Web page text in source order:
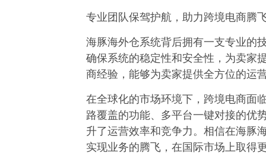
专业团队保驾护航，助力跨境电商腾
海豚海外仓系统背后拥有一支专业的
确保系统的稳定性和安全性，为卖家
商经验，能够为卖家提供全方位的运
在全球化的市场环境下，跨境电商面
路覆盖的功能、多平台一键对接的优
升了运营效率和竞争力。相信在海豚
实现业务的腾飞，在国际市场上取得